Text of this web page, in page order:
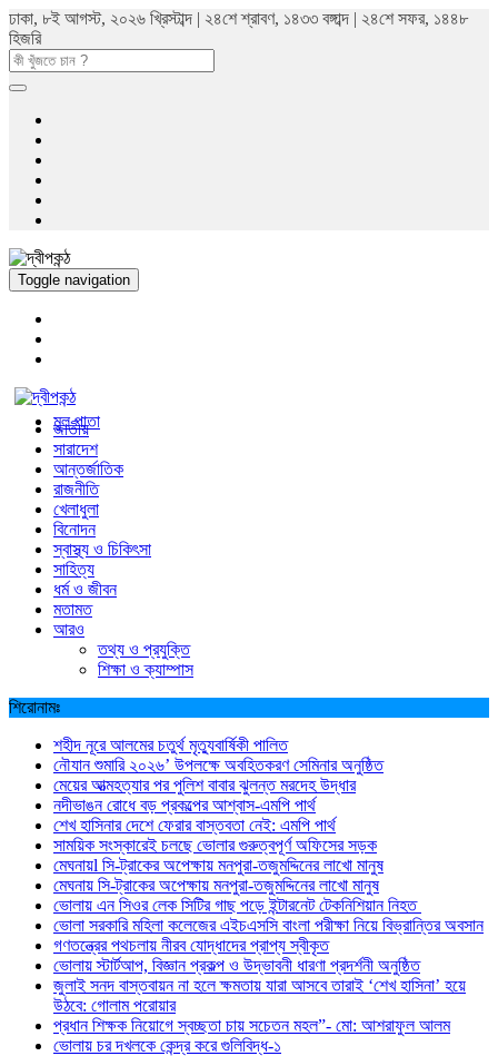
ঢাকা, ৮ই আগস্ট, ২০২৬ খ্রিস্টাব্দ | ২৪শে শ্রাবণ, ১৪৩৩ বঙ্গাব্দ | ২৪শে সফর, ১৪৪৮
হিজরি
Toggle navigation
মুল পাতা
জাতীয়
সারাদেশ
আন্তর্জাতিক
রাজনীতি
খেলাধুলা
বিনোদন
স্বাস্থ্য ও চিকিৎসা
সাহিত্য
ধর্ম ও জীবন
মতামত
আরও
তথ্য ও প্রযুক্তি
শিক্ষা ও ক্যাম্পাস
শিরোনামঃ
শহীদ নূরে আলমের চতুর্থ মৃত্যুবার্ষিকী পালিত
নৌযান শুমারি ২০২৬’ উপলক্ষে অবহিতকরণ সেমিনার অনুষ্ঠিত
মেয়ের আত্মহত্যার পর পুলিশ বাবার ঝুলন্ত মরদেহ উদ্ধার
নদীভাঙন রোধে বড় প্রকল্পের আশ্বাস-এমপি পার্থ
শেখ হাসিনার দেশে ফেরার বাস্তবতা নেই: এমপি পার্থ
সাময়িক সংস্কারেই চলছে ভোলার গুরুত্বপূর্ণ অফিসের সড়ক
মেঘনায়l সি-ট্রাকের অপেক্ষায় মনপুরা-তজুমদ্দিনের লাখো মানুষ
মেঘনায় সি-ট্রাকের অপেক্ষায় মনপুরা-তজুমদ্দিনের লাখো মানুষ
ভোলায় এন সিওর লেক সিটির গাছ পড়ে ইন্টারনেট টেকনিশিয়ান নিহত
ভোলা সরকারি মহিলা কলেজের এইচএসসি বাংলা পরীক্ষা নিয়ে বিভ্রান্তির অবসান
গণতন্ত্রের পথচলায় নীরব যোদ্ধাদের প্রাপ্য স্বীকৃত
ভোলায় স্টার্টআপ, বিজ্ঞান প্রকল্প ও উদ্ভাবনী ধারণা প্রদর্শনী অনুষ্ঠিত
জুলাই সনদ বাস্তবায়ন না হলে ক্ষমতায় যারা আসবে তারাই ‘শেখ হাসিনা’ হয়ে
উঠবে: গোলাম পরোয়ার
প্রধান শিক্ষক নিয়োগে স্বচ্ছতা চায় সচেতন মহল”- মো: আশরাফুল আলম
ভোলায় চর দখলকে কেন্দ্র করে গুলিবিদ্ধ-১